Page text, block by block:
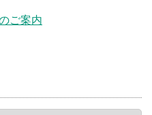
ご案内